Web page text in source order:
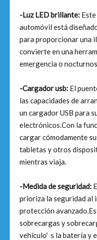
-Luz LED brillante:
automóvil está
para proporcionar una
convierte en una
emergencia o
-Cargador usb: El
las capacidades de
un cargador USB para
electrónicos.Con la
cargar cómodamente
tabletas y otros
mientras viaja.
-Medida de seguridad:
prioriza la seguridad al
protección
sobrecargas y
vehículo' s la batería y